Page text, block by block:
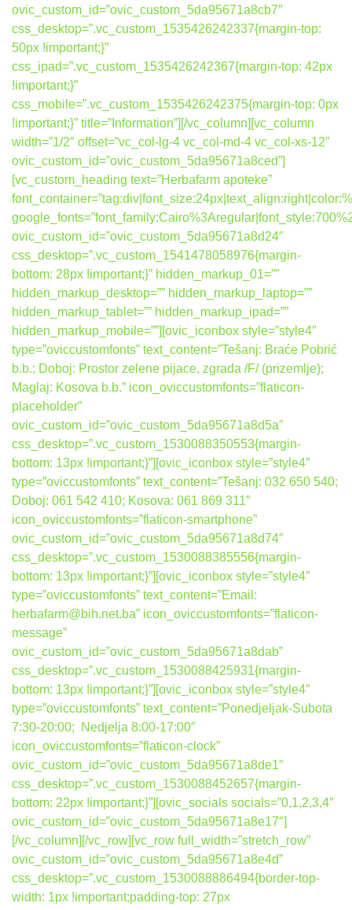
ovic_custom_id=”ovic_custom_5da95671a8cb7″
css_desktop=”.vc_custom_1535426242337{margin-top:
50px !important;}”
css_ipad=”.vc_custom_1535426242367{margin-top: 42px
!important;}”
css_mobile=”.vc_custom_1535426242375{margin-top: 0px
!important;}” title=”Information”][/vc_column][vc_column
width=”1/2″ offset=”vc_col-lg-4 vc_col-md-4 vc_col-xs-12″
ovic_custom_id=”ovic_custom_5da95671a8ced”]
[vc_custom_heading text=”Herbafarm apoteke”
ovic_custom_id=”ovic_custom_5da95671a8d24″
css_desktop=”.vc_custom_1541478058976{margin-
bottom: 28px !important;}” hidden_markup_01=””
hidden_markup_desktop=”” hidden_markup_laptop=””
hidden_markup_tablet=”” hidden_markup_ipad=””
hidden_markup_mobile=””][ovic_iconbox style=”style4″
type=”oviccustomfonts” text_content=”Tešanj: Braće Pobrić
b.b.; Doboj: Prostor zelene pijace, zgrada /F/ (prizemlje);
Maglaj: Kosova b.b.” icon_oviccustomfonts=”flaticon-
placeholder”
ovic_custom_id=”ovic_custom_5da95671a8d5a”
css_desktop=”.vc_custom_1530088350553{margin-
bottom: 13px !important;}”][ovic_iconbox style=”style4″
type=”oviccustomfonts” text_content=”Tešanj: 032 650 540;
Doboj: 061 542 410; Kosova: 061 869 311″
icon_oviccustomfonts=”flaticon-smartphone”
ovic_custom_id=”ovic_custom_5da95671a8d74″
css_desktop=”.vc_custom_1530088385556{margin-
bottom: 13px !important;}”][ovic_iconbox style=”style4″
type=”oviccustomfonts” text_content=”Email:
herbafarm@bih.net.ba” icon_oviccustomfonts=”flaticon-
message”
ovic_custom_id=”ovic_custom_5da95671a8dab”
css_desktop=”.vc_custom_1530088425931{margin-
bottom: 13px !important;}”][ovic_iconbox style=”style4″
type=”oviccustomfonts” text_content=”Ponedjeljak-Subota
7:30-20:00; Nedjelja 8:00-17:00″
icon_oviccustomfonts=”flaticon-clock”
ovic_custom_id=”ovic_custom_5da95671a8de1″
css_desktop=”.vc_custom_1530088452657{margin-
bottom: 22px !important;}”][ovic_socials socials=”0,1,2,3,4″
ovic_custom_id=”ovic_custom_5da95671a8e17″]
[/vc_column][/vc_row][vc_row full_width=”stretch_row”
ovic_custom_id=”ovic_custom_5da95671a8e4d”
css_desktop=”.vc_custom_1530088886494{border-top-
width: 1px !important;padding-top: 27px